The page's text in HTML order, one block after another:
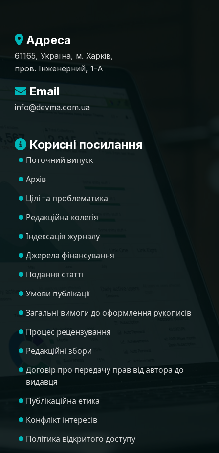
Адреса
61165, Україна, м. Харків,
пров. Інженерний, 1-А
Email
info@devma.com.ua
Корисні посилання
Поточний випуск
Архів
Цілі та проблематика
Редакційна колегія
Індексація журналу
Джерела фінансування
Подання статті
Умови публікації
Загальні вимоги до оформлення рукописів
Процес рецензування
Редакційні збори
Договір про передачу прав від автора до
видавця
Публікаційна етика
Конфлікт інтересів
Політика відкритого доступу